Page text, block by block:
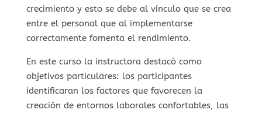
crecimiento y esto se debe al vínculo que se crea
entre el personal que al implementarse
correctamente fomenta el rendimiento.
En este curso la instructora destacó como
objetivos particulares: los participantes
identificaran los factores que favorecen la
creación de entornos laborales confortables, las